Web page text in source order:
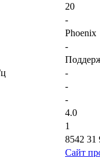
20
-
Phoenix
-
-
-
-
4.0
1
8542 31
Сайт